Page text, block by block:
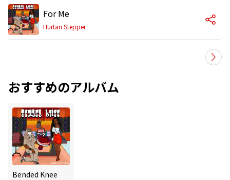
For Me
Hurtan Stepper
おすすめのアルバム
Bended Knee